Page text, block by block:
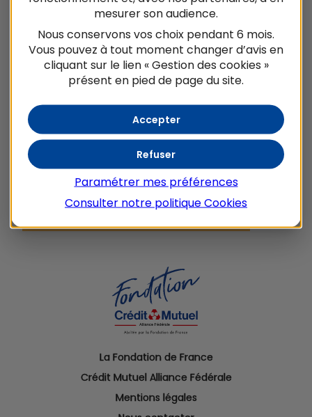
La Fondation de France
Crédit Mutuel Alliance Fédérale
Mentions légales
mesurer son audience.
Nous conservons vos choix pendant 6 mois.
Vous pouvez à tout moment changer d’avis en
cliquant sur le lien « Gestion des cookies »
présent en pied de page du site.
Accepter
Refuser
Paramétrer mes préférences
Consulter notre politiqueCookies